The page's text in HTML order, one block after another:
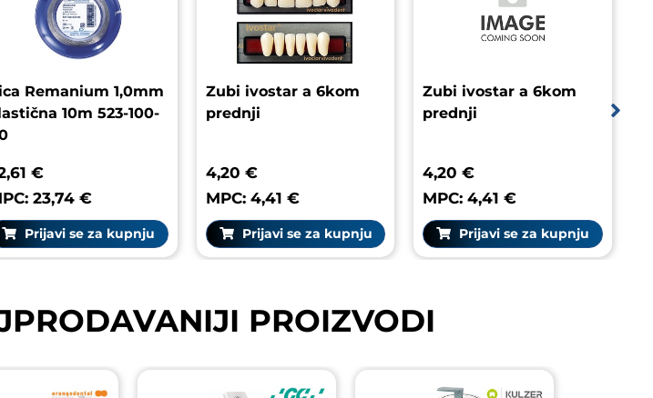
Remanium 1,0mm
10m 523-100-
€
23,74 €
Prijavi se za kupnju
Zubi ivostar a 6kom
prednji
4,20 €
MPC: 4,41 €
Prijavi se za kupnju
Zubi ivostar a 6kom
prednji
4,20 €
MPC: 4,41 €
Prijavi se za kupnju
PROIZVODI